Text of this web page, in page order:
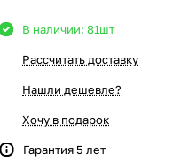
В наличии: 81шт
Рассчитать доставку
Нашли дешевле?
Хочу в подарок
Гарантия 5 лет